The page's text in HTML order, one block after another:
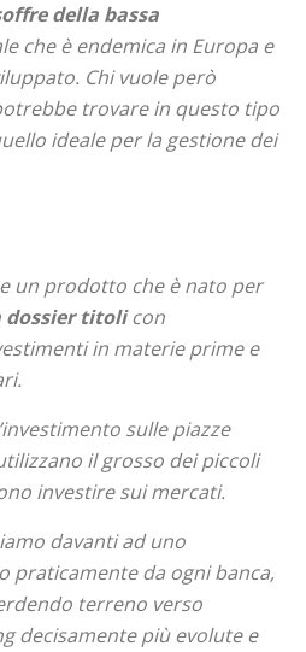
della bassa
che è endemica in Europa e
Chi vuole però
trovare in questo tipo
ideale per la gestione dei
un prodotto che è nato per
dossier titolicon
in materie prime e
sulle piazze
il grosso dei piccoli
investire sui mercati.
davanti ad uno
praticamente da ogni banca,
terreno verso
decisamente più evolute e